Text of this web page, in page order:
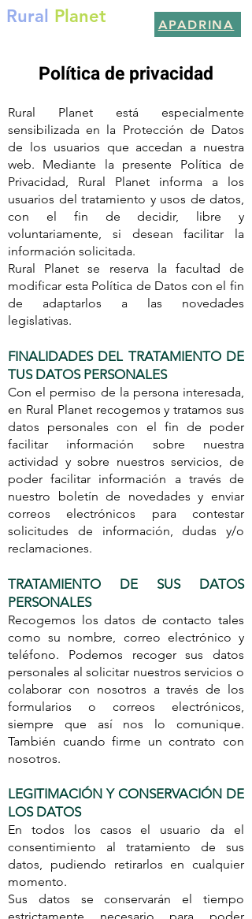
Rural Planet APADRINA
Política de privacidad
Rural Planet está especialmente
sensibilizada en la Protección de Datos
de los usuarios que accedan a nuestra
web. Mediante la presente Política de
Privacidad, Rural Planet informa a los
usuarios del tratamiento y usos de datos,
con el fin de decidir, libre y
voluntariamente, si desean facilitar la
información solicitada.
Rural Planet se reserva la facultad de
modificar esta Política de Datos con el fin
de adaptarlos a las novedades
legislativas.
FINALIDADES DEL TRATAMIENTO DE
TUS DATOS PERSONALES
Con el permiso de la persona interesada,
en Rural Planet recogemos y tratamos sus
datos personales con el fin de poder
facilitar información sobre nuestra
actividad y sobre nuestros servicios, de
poder facilitar información a través de
nuestro boletín de novedades y enviar
correos electrónicos para contestar
solicitudes de información, dudas y/o
reclamaciones.
TRATAMIENTO DE SUS DATOS
PERSONALES
Recogemos los datos de contacto tales
como su nombre, correo electrónico y
teléfono. Podemos recoger sus datos
personales al solicitar nuestros servicios o
colaborar con nosotros a través de los
formularios o correos electrónicos,
siempre que así nos lo comunique.
También cuando firme un contrato con
nosotros.
LEGITIMACIÓN Y CONSERVACIÓN DE
LOS DATOS
En todos los casos el usuario da el
consentimiento al tratamiento de sus
datos, pudiendo retirarlos en cualquier
momento.
Sus datos se conservarán el tiempo